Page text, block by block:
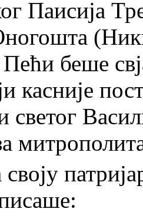
Паисија
беше
касније
светог